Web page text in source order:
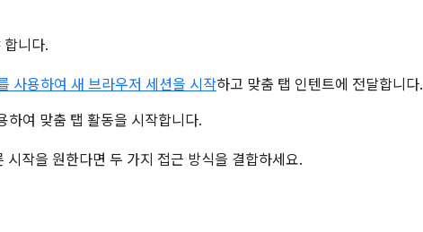
합니다.
사용하여 새 브라우저 세션을 시작하고 맞춤 탭 인텐트에 전달합니다.
하여 맞춤 탭 활동을 시작합니다.
작을 원한다면 두 가지 접근 방식을 결합하세요.